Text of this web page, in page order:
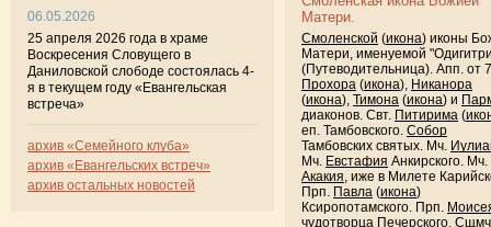
06.05.2026
25 апреля 2026 года в храме
Воскресения Словущего в
Даниловской слободе состоялась 4-
я в текущем году «Евангельская
встреча»
архив «Семейного клуба»
архив «Евангельских встреч»
архив остальных новостей
Матери.
Смоленской (икона) иконы
Матери, именуемой
(Путеводительница). Апп. от
Прохора (икона), Никанора
(икона), Тимона (икона) и
диаконов. Свт. Питирима (
еп. Тамбовского. Собор
Тамбовских святых. Мч.
Мч. Евстафия Анкирского. Мч.
Акакия, иже в Милете
Прп. Павла (икона)
Ксиропотамского. Прп.
чудотворца Печерского.